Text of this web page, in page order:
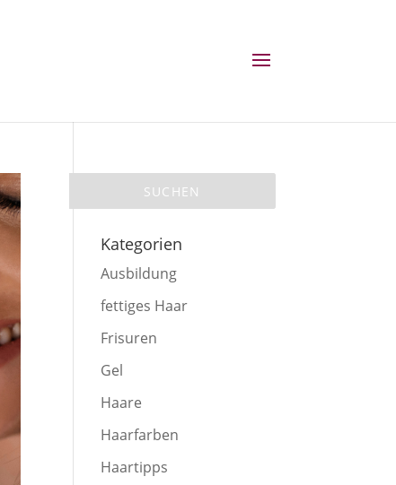
Kategorien
Ausbildung
fettiges Haar
Frisuren
Gel
Haare
Haarfarben
Haartipps